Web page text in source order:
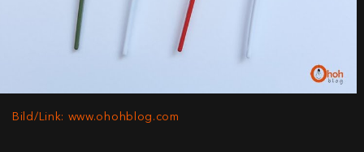
Bild/Link: www.ohohblog.com